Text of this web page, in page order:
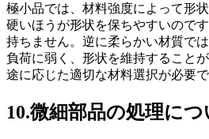
極小品では、材料強度によって形
硬いほうが形状を保ちやすいので
持ちません。逆に柔らかい材質で
負荷に弱く、形状を維持すること
途に応じた適切な材料選択が必要で
10.微細部品の処理につ